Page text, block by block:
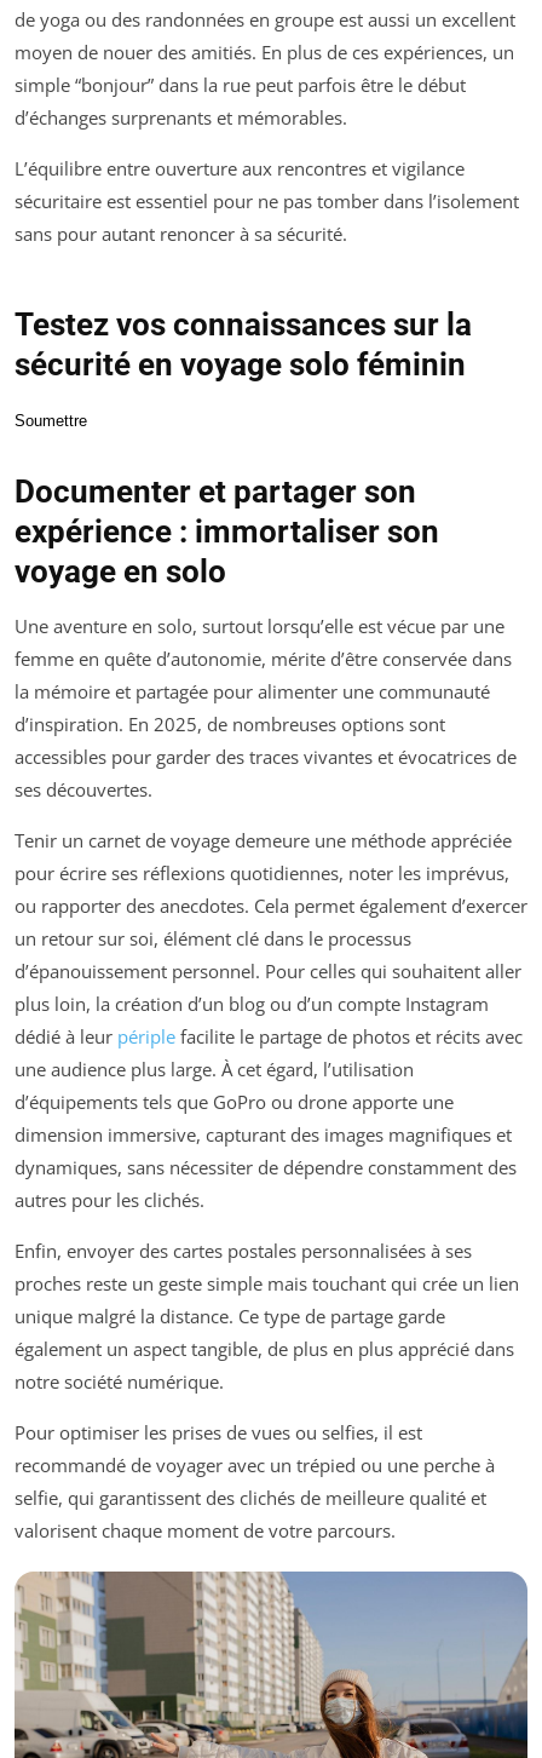
de yoga ou des randonnées en groupe est aussi un excellent
moyen de nouer des amitiés. En plus de ces expériences, un
simple “bonjour” dans la rue peut parfois être le début
d’échanges surprenants et mémorables.
L’équilibre entre ouverture aux rencontres et vigilance
sécuritaire est essentiel pour ne pas tomber dans l’isolement
sans pour autant renoncer à sa sécurité.
Testez vos connaissances sur la
sécurité en voyage solo féminin
Soumettre
Documenter et partager son
expérience : immortaliser son
voyage en solo
Une aventure en solo, surtout lorsqu’elle est vécue par une
femme en quête d’autonomie, mérite d’être conservée dans
la mémoire et partagée pour alimenter une communauté
d’inspiration. En 2025, de nombreuses options sont
accessibles pour garder des traces vivantes et évocatrices de
ses découvertes.
Tenir un carnet de voyage demeure une méthode appréciée
pour écrire ses réflexions quotidiennes, noter les imprévus,
ou rapporter des anecdotes. Cela permet également d’exercer
un retour sur soi, élément clé dans le processus
d’épanouissement personnel. Pour celles qui souhaitent aller
plus loin, la création d’un blog ou d’un compte Instagram
dédié à leur périple facilite le partage de photos et récits avec
une audience plus large. À cet égard, l’utilisation
d’équipements tels que GoPro ou drone apporte une
dimension immersive, capturant des images magnifiques et
dynamiques, sans nécessiter de dépendre constamment des
autres pour les clichés.
Enfin, envoyer des cartes postales personnalisées à ses
proches reste un geste simple mais touchant qui crée un lien
unique malgré la distance. Ce type de partage garde
également un aspect tangible, de plus en plus apprécié dans
notre société numérique.
Pour optimiser les prises de vues ou selfies, il est
recommandé de voyager avec un trépied ou une perche à
selfie, qui garantissent des clichés de meilleure qualité et
valorisent chaque moment de votre parcours.